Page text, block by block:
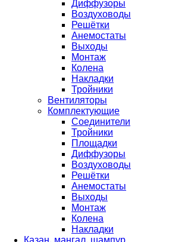
Диффузоры
Воздуховоды
Решётки
Анемостаты
Выходы
Монтаж
Колена
Накладки
Тройники
Вентиляторы
Комплектующие
Соединители
Тройники
Площадки
Диффузоры
Воздуховоды
Решётки
Анемостаты
Выходы
Монтаж
Колена
Накладки